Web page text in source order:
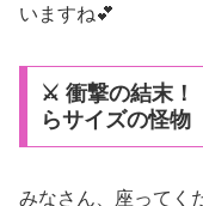
いますね💕
⚔️ 衝撃の結末！
らサイズの怪物
みなさん、座って